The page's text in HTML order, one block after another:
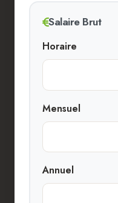
Salaire Brut
Horaire
Mensuel
Annuel